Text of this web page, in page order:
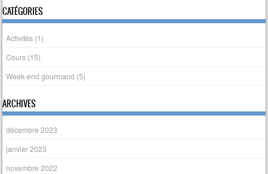
CATÉGORIES
Activités (1)
Cours (15)
Week-end gourmand (5)
ARCHIVES
décembre 2023
janvier 2023
novembre 2022